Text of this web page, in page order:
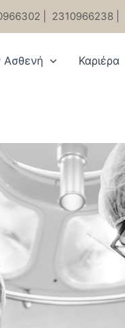
2310966238
Ασθενή Καριέρα